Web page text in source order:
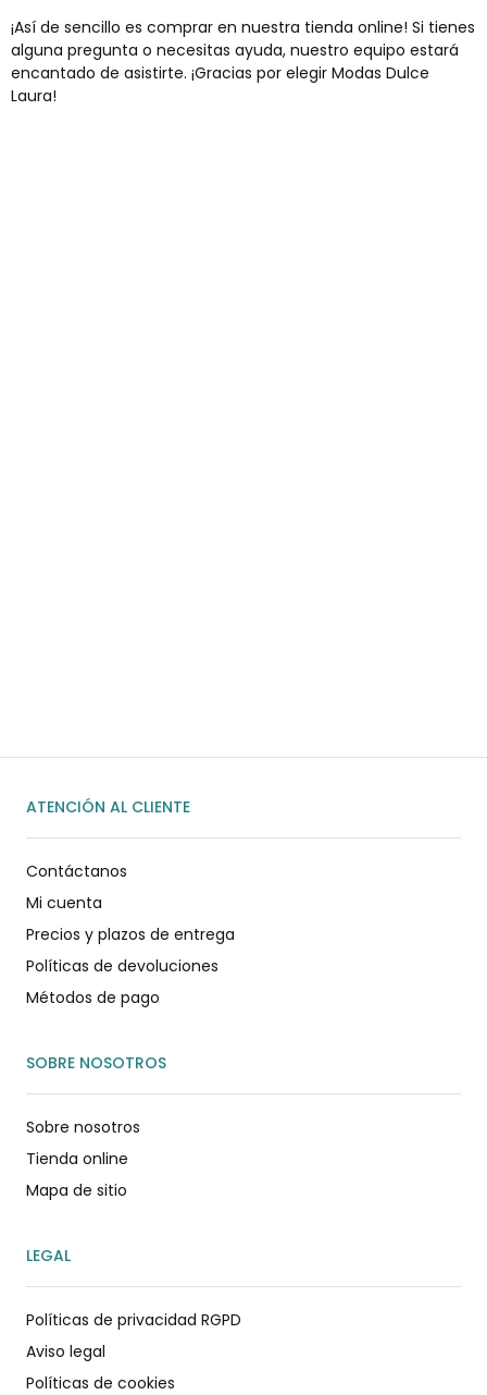
¡Así de sencillo es comprar en nuestra tienda online! Si tienes
alguna pregunta o necesitas ayuda, nuestro equipo estará
encantado de asistirte. ¡Gracias por elegir Modas Dulce
Laura!
ATENCIÓN AL CLIENTE
Contáctanos
Mi cuenta
Precios y plazos de entrega
Políticas de devoluciones
Métodos de pago
SOBRE NOSOTROS
Sobre nosotros
Tienda online
Mapa de sitio
LEGAL
Políticas de privacidad RGPD
Aviso legal
Políticas de cookies